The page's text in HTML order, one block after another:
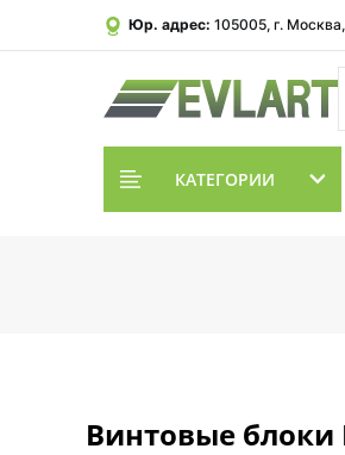
Юр. адрес: 105005, г.
КАТЕГОРИИ
Винтовые блоки